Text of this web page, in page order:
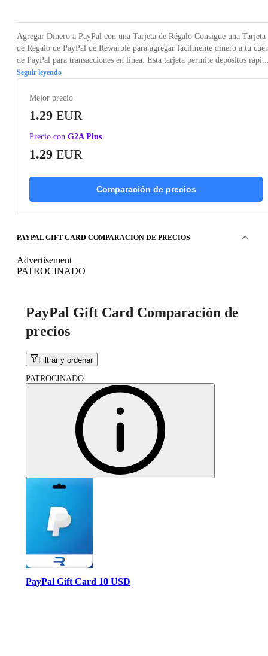
Agregar Dinero a PayPal con una Tarjeta de Régalo Consigue una Tarjeta
de Regalo de PayPal de Rewarble para agregar fácilmente dinero a tu
de PayPal para transacciones en línea. Esta tarjeta permite depósitos
Seguir leyendo
Mejor precio
1.29 EUR
Precio con G2A Plus
1.29 EUR
Comparación de precios
PAYPAL GIFT CARD COMPARACIÓN DE PRECIOS
Advertisement
PATROCINADO
PayPal Gift Card Comparación de
precios
Filtrar y ordenar
PATROCINADO
PayPal Gift Card 10 USD